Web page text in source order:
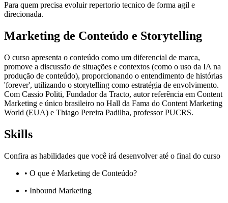
Para quem precisa evoluir repertorio tecnico de forma agil e
direcionada.
Marketing de Conteúdo e Storytelling
O curso apresenta o conteúdo como um diferencial de marca,
promove a discussão de situações e contextos (como o uso da IA na
produção de conteúdo), proporcionando o entendimento de histórias
'forever', utilizando o storytelling como estratégia de envolvimento.
Com Cassio Politi, Fundador da Tracto, autor referência em Content
Marketing e único brasileiro no Hall da Fama do Content Marketing
World (EUA) e Thiago Pereira Padilha, professor PUCRS.
Skills
Confira as habilidades que você irá desenvolver até o final do curso
• O que é Marketing de Conteúdo?
• Inbound Marketing